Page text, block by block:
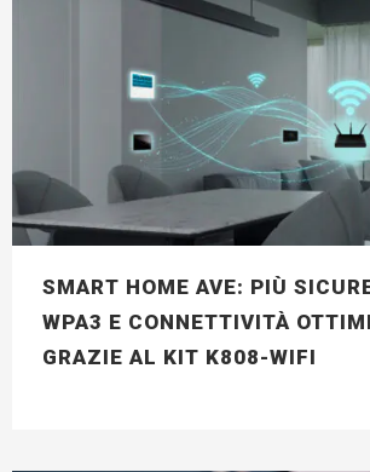
SMART HOME AVE: PIÙ
WPA3 E CONNETTIVITÀ
GRAZIE AL KIT K808-WIFI